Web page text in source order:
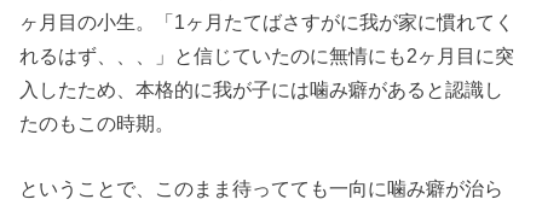
ヶ月目の小生。「1ヶ月たてばさすがに我が家に慣れてく
れるはず、、、」と信じていたのに無情にも2ヶ月目に突
入したため、本格的に我が子には噛み癖があると認識し
たのもこの時期。
ということで、このまま待ってても一向に噛み癖が治ら